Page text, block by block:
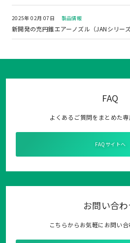
2025年 02月 07日 製品情報
新開発の充円錐エアーノズル（JANシリー
FAQ
よくあるご質問をまとめた専
FAQサイトへ
お問い合
こちらからお気軽にお問い合